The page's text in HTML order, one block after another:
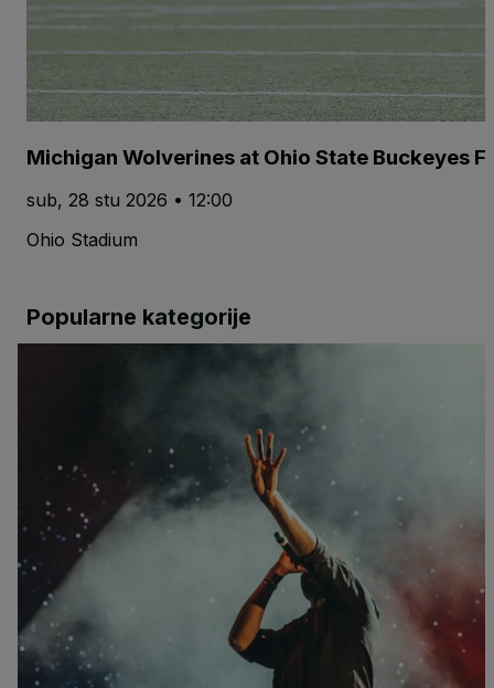
Michigan Wolverines at Ohio State Buckeyes
sub, 28 stu 2026 • 12:00
Ohio Stadium
Popularne kategorije